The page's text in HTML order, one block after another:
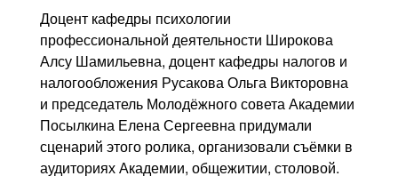
Доцент кафедры психологии
профессиональной деятельности Широкова
Алсу Шамильевна, доцент кафедры налогов и
налогообложения Русакова Ольга Викторовна
и председатель Молодёжного совета Академии
Посылкина Елена Сергеевна придумали
сценарий этого ролика, организовали съёмки в
аудиториях Академии, общежитии, столовой.